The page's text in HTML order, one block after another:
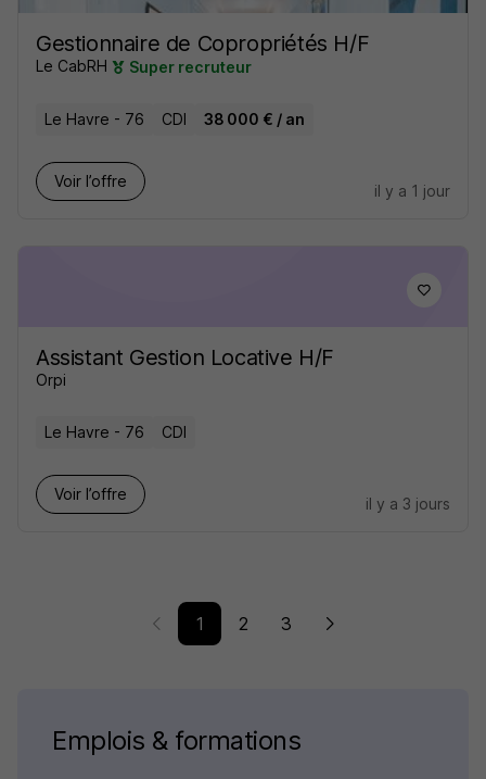
Gestionnaire de Copropriétés H/F
Le CabRH Super recruteur
Le Havre - 76 CDI 38 000 € / an
Voir l’offre
il y a 1 jour
Assistant Gestion Locative H/F
Orpi
Le Havre - 76 CDI
Voir l’offre
il y a 3 jours
1 2 3
Emplois & formations